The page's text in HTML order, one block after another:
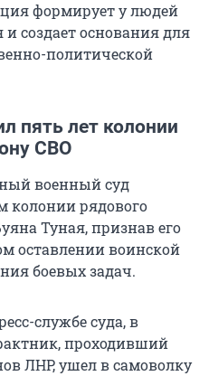
формирует у людей
создает основания для
политической
пять лет колонии
СВО
военный суд
колонии рядового
Туная, признав его
оставлении воинской
боевых задач.
службе суда, в
проходивший
ЛНР, ушел в самоволку